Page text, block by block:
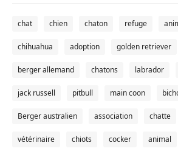
chat chien chaton refuge
chihuahua adoption golden retriever
berger allemand chatons labrador
jack russell pitbull main coon
Berger australien association chatte
vétérinaire chiots cocker animal